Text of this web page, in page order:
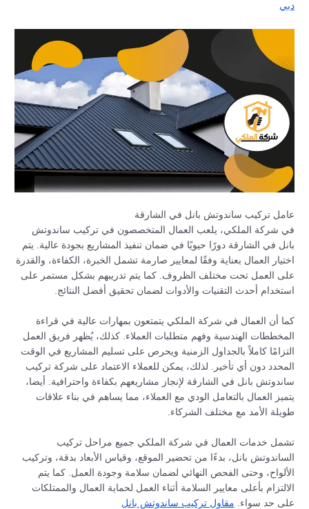
دبي
عامل تركيب ساندوتش بانل في الشارقة
في شركة الملكي، يلعب العمال المتخصصون في تركيب ساندوتش
بانل في الشارقة دورًا حيويًا في ضمان تنفيذ المشاريع بجودة عالية. يتم
اختيار العمال بعناية وفقًا لمعايير صارمة تشمل الخبرة، الكفاءة، والقدرة
على العمل تحت مختلف الظروف. كما يتم تدريبهم بشكل مستمر على
استخدام أحدث التقنيات والأدوات لضمان تحقيق أفضل النتائج.
كما أن العمال في شركة الملكي يتمتعون بمهارات عالية في قراءة
المخططات الهندسية وفهم متطلبات العملاء. كذلك، يُظهر فريق العمل
التزامًا كاملاً بالجداول الزمنية ويحرص على تسليم المشاريع في الوقت
المحدد دون أي تأخير. لذلك، يمكن للعملاء الاعتماد على شركة تركيب
ساندوتش بانل في الشارقة لإنجاز مشاريعهم بكفاءة واحترافية. أيضا،
يتميز العمال بالتعامل الودي مع العملاء، مما يساهم في بناء علاقات
طويلة الأمد مع مختلف الشركاء.
تشمل خدمات العمال في شركة الملكي جميع مراحل تركيب
الساندوتش بانل، بدءًا من تحضير الموقع، وقياس الأبعاد بدقة، وتركيب
الألواح، وحتى الفحص النهائي لضمان سلامة وجودة العمل. كما يتم
الالتزام بأعلى معايير السلامة أثناء العمل لحماية العمال والممتلكات
على حد سواء. مقاول تركيب ساندوتش بانل